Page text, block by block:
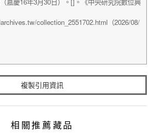
複製引用資訊
相關推薦藏品